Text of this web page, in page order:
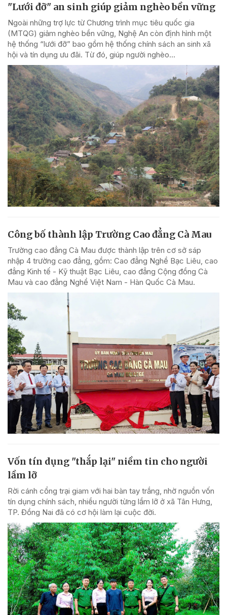
"Lưới đỡ" an sinh giúp giảm nghèo bền vững
Ngoài những trợ lực từ Chương trình mục tiêu quốc gia
(MTQG) giảm nghèo bền vững, Nghệ An còn định hình một
hệ thống “lưới đỡ” bao gồm hệ thống chính sách an sinh xã
hội và tín dụng ưu đãi. Từ đó, giúp người nghèo...
Công bố thành lập Trường Cao đẳng Cà Mau
Trường cao đẳng Cà Mau được thành lập trên cơ sở sáp
nhập 4 trường cao đẳng, gồm: Cao đẳng Nghề Bạc Liêu, cao
đẳng Kinh tế - Kỹ thuật Bạc Liêu, cao đẳng Cộng đồng Cà
Mau và cao đẳng Nghề Việt Nam - Hàn Quốc Cà Mau.
Vốn tín dụng "thắp lại" niềm tin cho người
lầm lỡ
Rời cánh cổng trại giam với hai bàn tay trắng, nhờ nguồn vốn
tín dụng chính sách, nhiều người từng lầm lỡ ở xã Tân Hưng,
TP. Đồng Nai đã có cơ hội làm lại cuộc đời.